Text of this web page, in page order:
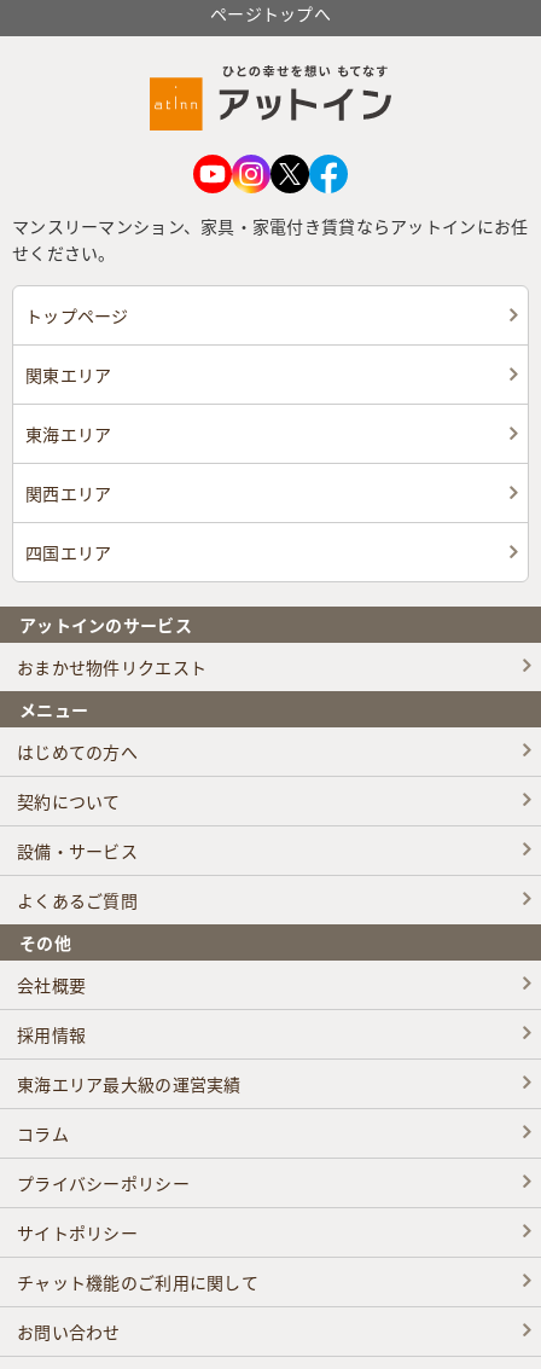
ページトップへ
マンスリーマンション、家具・家電付き賃貸ならアットインにお任
せください。
トップページ
関東エリア
東海エリア
関西エリア
四国エリア
アットインのサービス
おまかせ物件リクエスト
メニュー
はじめての方へ
契約について
設備・サービス
よくあるご質問
その他
会社概要
採用情報
東海エリア最大級の運営実績
コラム
プライバシーポリシー
サイトポリシー
チャット機能のご利用に関して
お問い合わせ